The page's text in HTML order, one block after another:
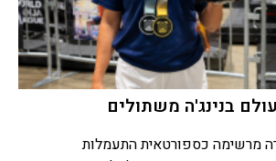
בנינג'ה משתולים
קריירה מרשימה כספורטאית התעמלות